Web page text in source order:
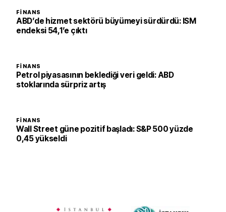
FINANS
ABD’de hizmet sektörü büyümeyi sürdürdü: ISM
endeksi 54,1’e çıktı
FINANS
Petrol piyasasının beklediği veri geldi: ABD
stoklarında sürpriz artış
FINANS
Wall Street güne pozitif başladı: S&P 500 yüzde
0,45 yükseldi